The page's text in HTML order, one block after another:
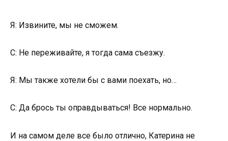
Я: Извините, мы не сможем.
С: Не переживайте, я тогда сама съезжу.
Я: Мы также хотели бы с вами поехать, но…
С: Да брось ты оправдываться! Все нормально.
И на самом деле все было отлично, Катерина не